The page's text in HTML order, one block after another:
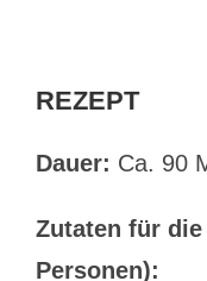
REZEPT
Dauer: Ca. 90
Zutaten für
Personen):